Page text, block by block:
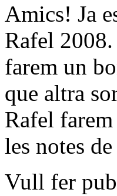
Amics! Ja
Rafel
farem un
que altra
Rafel
les notes
Vull fer